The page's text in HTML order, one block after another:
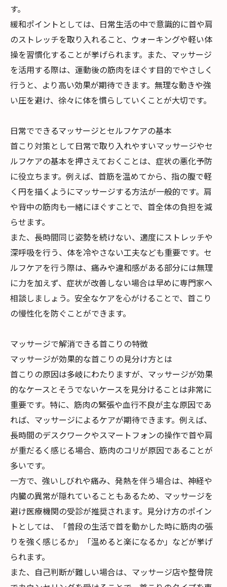
す。
緩和ポイントとしては、日常生活の中で意識的に首や肩
のストレッチを取り入れること、ウォーキングや軽い体
操を習慣化することが挙げられます。また、マッサージ
を活用する際は、運動後の筋肉をほぐす目的でやさしく
行うと、より高い効果が期待できます。無理な動きや強
い圧を避け、徐々に体を慣らしていくことが大切です。
日常でできるマッサージとセルフケアの基本
首こり対策として日常で取り入れやすいマッサージやセ
ルフケアの基本を押さえておくことは、症状の悪化予防
に役立ちます。例えば、首筋を温めてから、指の腹で軽
く円を描くようにマッサージする方法が一般的です。肩
や背中の筋肉も一緒にほぐすことで、首全体の負担を減
らせます。
また、長時間同じ姿勢を続けない、適度にストレッチや
深呼吸を行う、体を冷やさない工夫なども重要です。セ
ルフケアを行う際は、痛みや違和感がある部分には無理
に力を加えず、症状が改善しない場合は早めに専門家へ
相談しましょう。安全なケアを心がけることで、首こり
の慢性化を防ぐことができます。
マッサージで解消できる首こりの特徴
マッサージが効果的な首こりの見分け方とは
首こりの原因は多岐にわたりますが、マッサージが効果
的なケースとそうでないケースを見分けることは非常に
重要です。特に、筋肉の緊張や血行不良が主な原因であ
れば、マッサージによるケアが期待できます。例えば、
長時間のデスクワークやスマートフォンの操作で首や肩
が重だるく感じる場合、筋肉のコリが原因であることが
多いです。
一方で、強いしびれや痛み、発熱を伴う場合は、神経や
内臓の異常が隠れていることもあるため、マッサージを
避け医療機関の受診が推奨されます。見分け方のポイン
トとしては、「普段の生活で首を動かした時に筋肉の張
りを強く感じるか」「温めると楽になるか」などが挙げ
られます。
また、自己判断が難しい場合は、マッサージ店や整骨院